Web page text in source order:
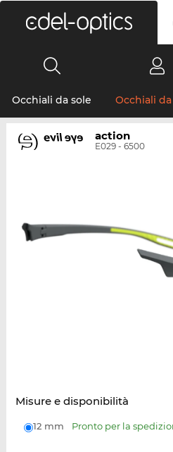
Occhiali da sole Occhiali
action
E029 - 6500
Misure e disponibilità
12 mm Pronto per la